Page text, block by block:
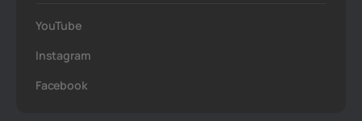
YouTube
Instagram
Facebook